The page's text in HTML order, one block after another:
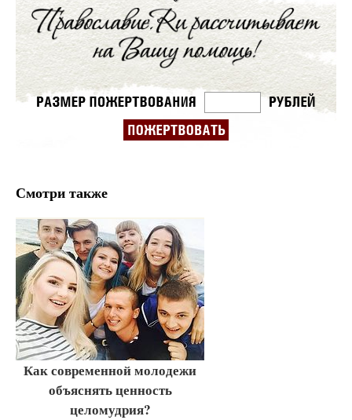
Смотри также
Как современной молодежи
объяснять ценность
целомудрия?